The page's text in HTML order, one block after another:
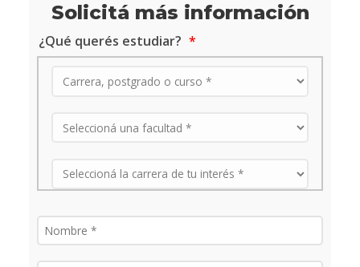
Solicitá más información
¿Qué querés estudiar?